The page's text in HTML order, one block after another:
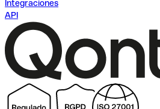
Integraciones
API